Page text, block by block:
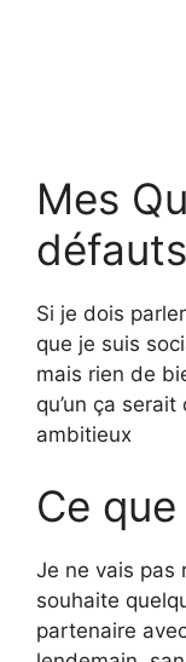
Mes
défauts
Si je dois
que je suis
mais rien de
qu’un ça
ambitieux
Ce
Je ne vais pas
souhaite
partenaire